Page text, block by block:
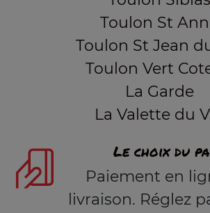
Toulon St
Toulon St Jean
Toulon Vert
La Garde
La Valette du
Le choix du
Paiement en
livraison. Réglez